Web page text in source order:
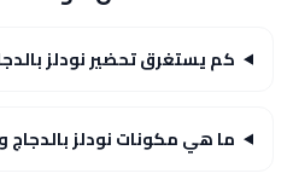
كم يستغرق تحضير نودلز
ما هي مكونات نودلز بالدجاج